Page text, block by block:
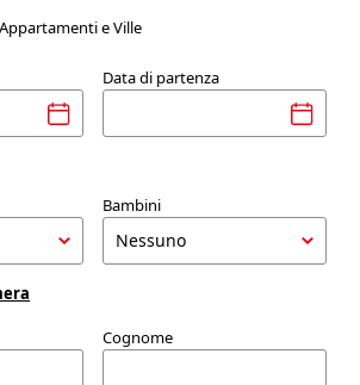
e Ville
Data di partenza
Bambini
Cognome